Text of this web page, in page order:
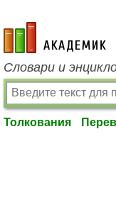
academic.ru
Словари и
Толкования